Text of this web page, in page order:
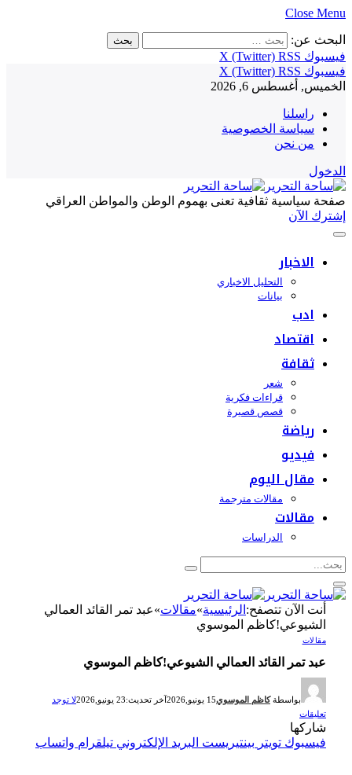
Close Menu
البحث عن:
فيسبوك
X (Twitter) RSS
فيسبوك
X (Twitter) RSS
الخميس, أغسطس 6, 2026
راسلنا
سياسة الخصوصية
من نحن
الدخول
صفحة سياسية ثقافية تعنى بهموم الوطن والمواطن العراقي
إشترك الآن
الاخبار
التحليل الاخباري
بيانات
ادب
اقتصاد
ثقافة
شعر
قراءات فكرية
قصص قصيرة
رياضة
فيديو
مقال اليوم
مقالات مترجمة
مقالات
الدراسات
أنت الآن تتصفح:الرئيسية»مقالات»عبد تمر القائد العمالي
الشيوعي!كاظم الموسوي
مقالات
عبد تمر القائد العمالي الشيوعي!كاظم الموسوي
بواسطة كاظم الموسوي15 يونيو,2026 آخر تحديث:23 يونيو,2026
لا توجد
تعليقات
شاركها
فيسبوك تويتر بينتيريست البريد الإلكتروني تيلقرام واتساب